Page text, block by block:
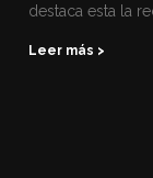
destaca esta la
Leer más >